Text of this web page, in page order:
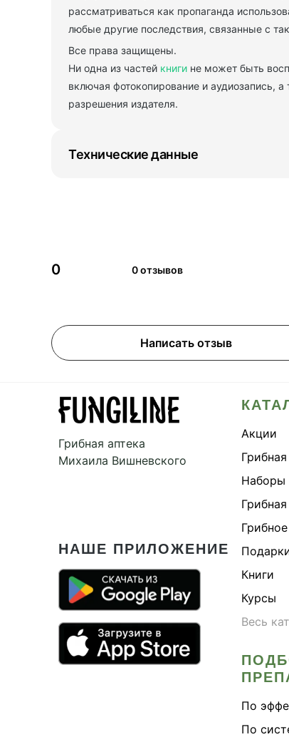
рассматриваться как пропаганда
любые другие последствия, связанные с
Все права защищены.
Ни одна из частей книги не может быть
включая фотокопирование и аудиозапись,
разрешения издателя.
Технические данные
0 0 отзывов
Написать отзыв
Грибная аптека
Михаила Вишневского
НАШЕ ПРИЛОЖЕНИЕ
Акции
Наборы
Книги
Курсы
Весь
По
По